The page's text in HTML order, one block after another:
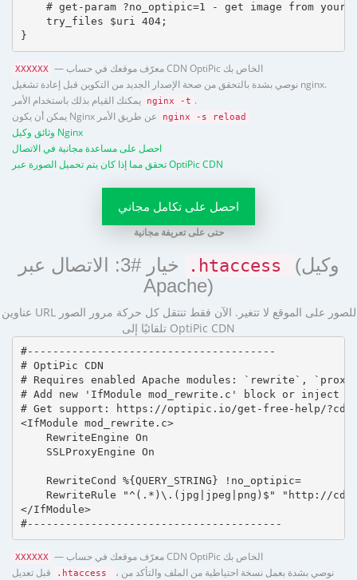
# get-param ?no_optipic=1 - get image from your
    try_files $uri 404;
}
XXXXXX
— معرّف موقعك في حساب CDN OptiPic الخاص بك
نوصي بشدة بالتحقق من صحة الإصدار الجديد من التكوين قبل إعادة تشغيل nginx.
nginx -t .
nginx -s reload
وثائق وكيل Nginx
احصل على مساعدة مجانية في الاتصال
تحقق مما إذا كان يتم تحميل الصورة عبر OptiPic CDN
احصل على تكامل مجاني
حتى على تعريفة مجانية
.htaccess
(وكيل
Apache)
عناوين URL للصور على الموقع لا تتغير. الآن فقط تنتقل كل حركة مرور الصور
تلقائيًا إلى OptiPic CDN
#---------------------------------------
# OptiPic CDN
# Requires enabled Apache modules: `rewrite`,
# Add new 'IfModule mod_rewrite.c' block or inject
# Get support: https://optipic.io/get-free-help/
<IfModule mod_rewrite.c>
    RewriteEngine On
    SSLProxyEngine On
    RewriteCond %{QUERY_STRING} !no_optipic=
RewriteRule "^(.*)\.(jpg|jpeg|png)$" "http://
</IfModule>
#----------------------------------------
XXXXXX
— معرّف موقعك في حساب CDN OptiPic الخاص بك
.htaccess
، نوصي بشدة بعمل نسخة احتياطية من الملف والتأكد من